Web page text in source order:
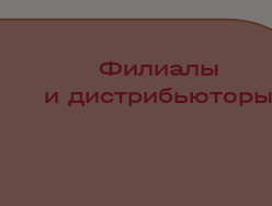
Филиалы
и дистрибьюторы